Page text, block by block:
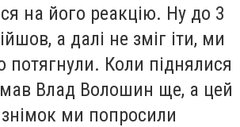
на його реакцію. Ну до 3
а далі не зміг іти, ми
потягнули. Коли піднялися
Влад Волошин ще, а цей
ми попросили